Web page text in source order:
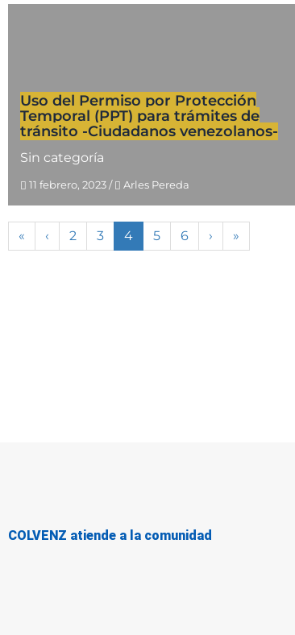
Uso del Permiso por Protección
Temporal (PPT) para trámites de
tránsito -Ciudadanos venezolanos-
Sin categoría
11 febrero, 2023/ Arles Pereda
« ‹ 2 3 4 5 6 › »
COLVENZ atiende a la comunidad